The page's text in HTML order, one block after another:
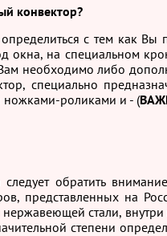
конвектор?
с тем как Вы
окна, на специальном
необходимо либо
специально
ножками-роликами и - (
обратить
представленных на
стали, внутри
степени